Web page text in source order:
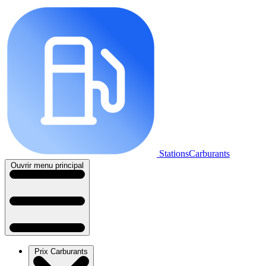
StationsCarburants
Ouvrir menu principal
Prix Carburants